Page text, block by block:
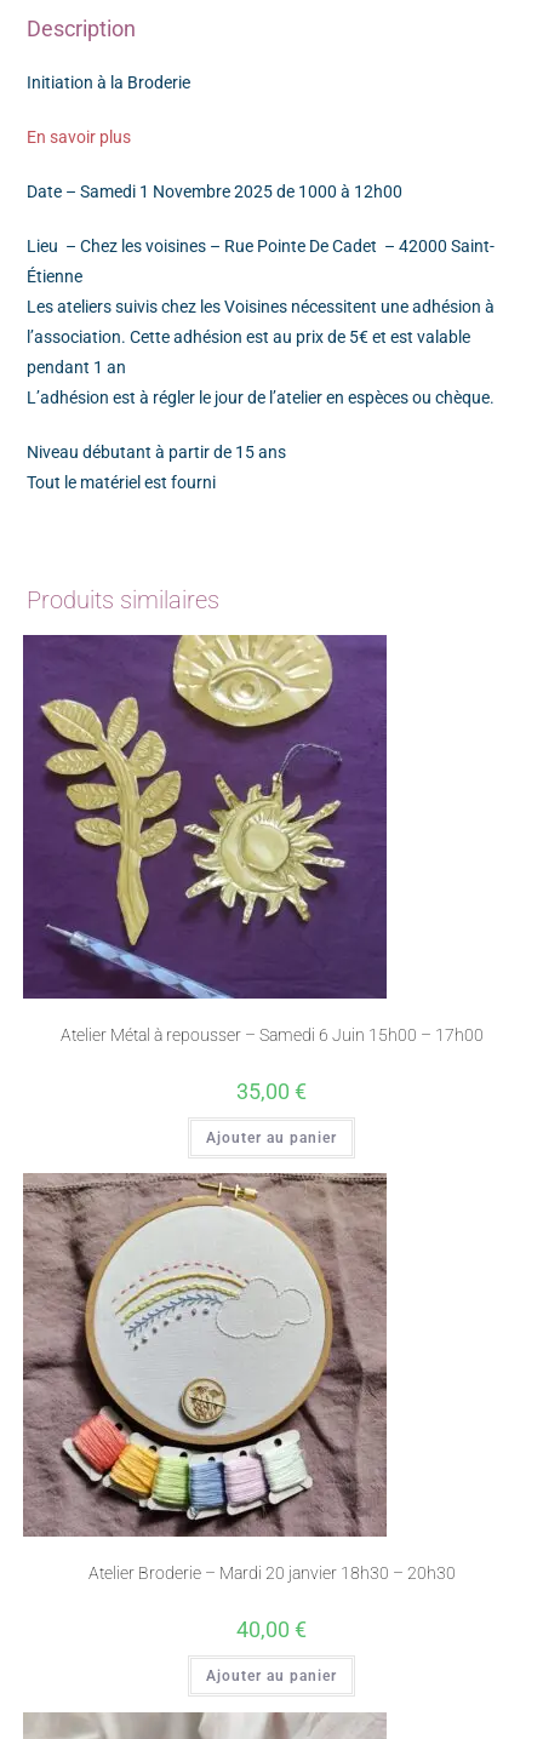
Description
Initiation à la Broderie
En savoir plus
Date – Samedi 1 Novembre 2025 de 1000 à 12h00
Lieu – Chez les voisines – Rue Pointe De Cadet – 42000 Saint-
Étienne
Les ateliers suivis chez les Voisines nécessitent une adhésion à
l’association. Cette adhésion est au prix de 5€ et est valable
pendant 1 an
L’adhésion est à régler le jour de l’atelier en espèces ou chèque.
Niveau débutant à partir de 15 ans
Tout le matériel est fourni
Produits similaires
Atelier Métal à repousser – Samedi 6 Juin 15h00 – 17h00
35,00 €
Ajouter au panier
Atelier Broderie – Mardi 20 janvier 18h30 – 20h30
40,00 €
Ajouter au panier